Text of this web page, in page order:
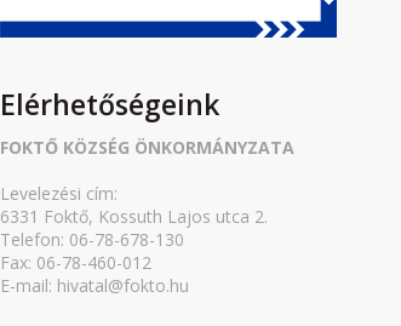
Elérhetőségeink
FOKTŐ KÖZSÉG ÖNKORMÁNYZATA
Levelezési cím:
6331 Foktő, Kossuth Lajos utca 2.
Telefon: 06-78-678-130
Fax: 06-78-460-012
E-mail: hivatal@fokto.hu